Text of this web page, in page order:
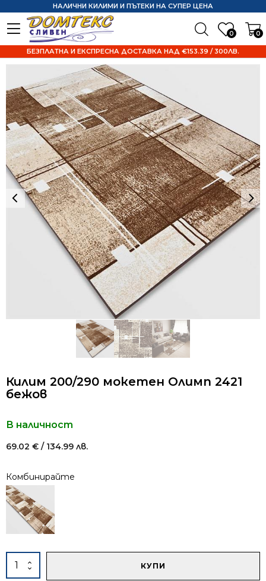
0 0
НАЛИЧНИ КИЛИМИ И ПЪТЕКИ НА СУПЕР ЦЕНА
БЕЗПЛАТНА И ЕКСПРЕСНА ДОСТАВКА НАД €153.39 / 300ЛВ.
Килим 200/290 мокетен Олимп 2421
бежов
В наличност
69.02 € / 134.99 лв.
Комбинирайте
количество
за
КУПИ